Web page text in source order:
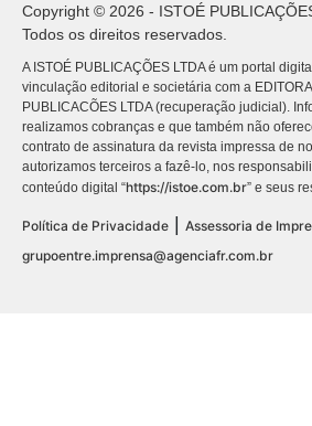
Copyright © 2026 - ISTOÉ
Todos os direitos reservados.
A ISTOÉ PUBLICAÇÕES LTDA é um portal
vinculação editorial e societária com a
PUBLICACÕES LTDA (recuperação judicial).
realizamos cobranças e que também não
contrato de assinatura da revista impressa de
autorizamos terceiros a fazê-lo, nos
conteúdo digital “https://istoe.com.br” e seus
Política de Privacidade | Assessoria de
grupoentre.imprensa@agenciafr.com.br